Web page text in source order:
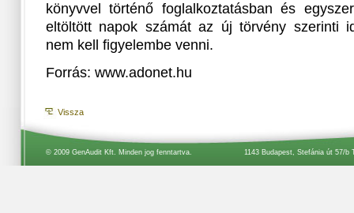
könyvvel történő foglalkoztatásban és
eltöltött napok számát az új törvény szerinti
nem kell figyelembe venni.
Forrás: www.adonet.hu
Vissza
1143 Budapest, Stefánia út 57/b
© 2009 GenAudit Kft. Minden jog fenntartva.